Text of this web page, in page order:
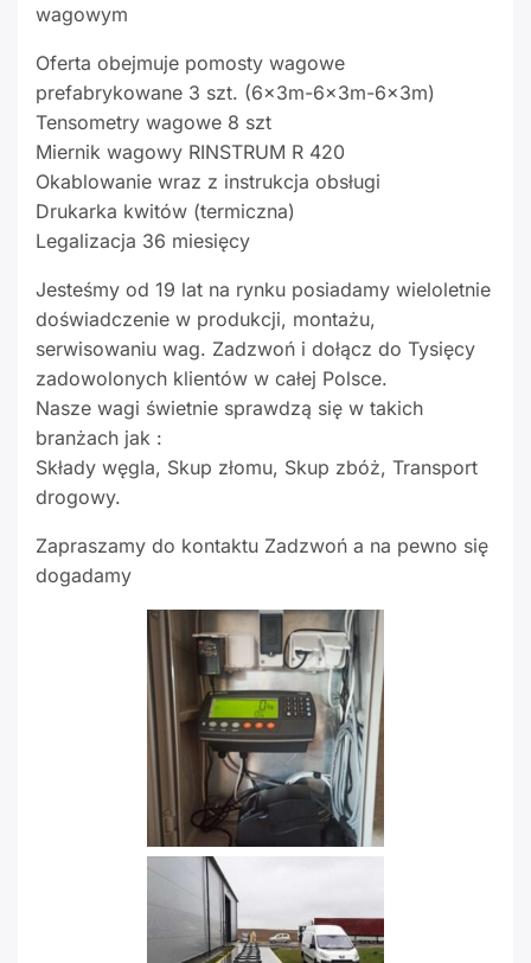
wagowym
Oferta obejmuje pomosty wagowe
prefabrykowane 3 szt. (6x3m-6x3m-6x3m)
Tensometry wagowe 8 szt
Miernik wagowy RINSTRUM R 420
Okablowanie wraz z instrukcja obsługi
Drukarka kwitów (termiczna)
Legalizacja 36 miesięcy
Jesteśmy od 19 lat na rynku posiadamy wieloletnie
doświadczenie w produkcji, montażu,
serwisowaniu wag. Zadzwoń i dołącz do Tysięcy
zadowolonych klientów w całej Polsce.
Nasze wagi świetnie sprawdzą się w takich
branżach jak :
Składy węgla, Skup złomu, Skup zbóż, Transport
drogowy.
Zapraszamy do kontaktu Zadzwoń a na pewno się
dogadamy